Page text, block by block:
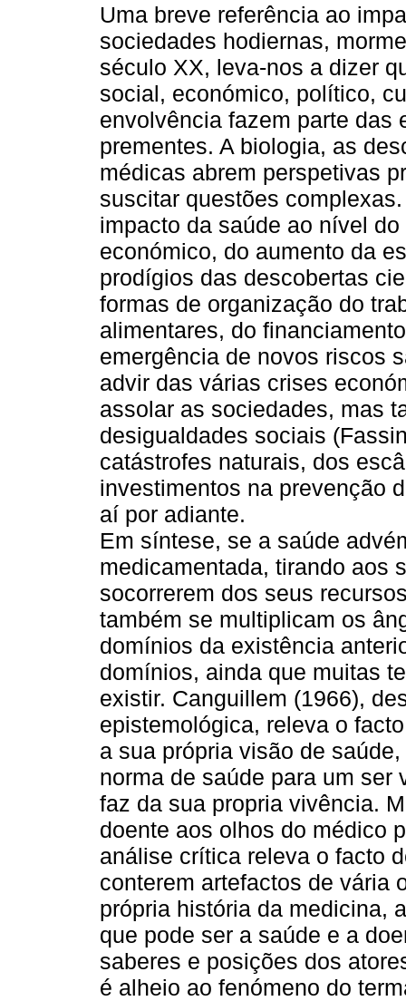
Uma breve referência ao
sociedades hodiernas,
século XX, leva-nos a dizer
social, económico, político,
envolvência fazem parte
prementes. A biologia, as
médicas abrem perspetivas
suscitar questões
impacto da saúde ao nível
económico, do aumento da
prodígios das descobertas
formas de organização do
alimentares, do
emergência de novos riscos
advir das várias crises
assolar as sociedades, mas
desigualdades sociais
catástrofes naturais, dos
investimentos na prevenção
aí por adiante.
Em síntese, se a saúde
medicamentada, tirando aos
socorrerem dos seus
também se multiplicam os
domínios da existência
domínios, ainda que muitas
existir. Canguillem (1966),
epistemológica, releva o
a sua própria visão de
norma de saúde para um ser
faz da sua propria vivência.
doente aos olhos do médico
análise crítica releva o facto
conterem artefactos de vária
própria história da medicina,
que pode ser a saúde e a
saberes e posições dos
é alheio ao fenómeno do